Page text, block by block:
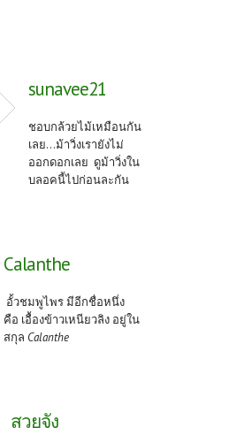
sunavee21
ชอบกล้วยไม้เหมือนกัน
เลย...ม้าวิ่งเรายังไม่
ออกดอกเลย ดูม้าวิ่งใน
บลอคนี้ไปก่อนละกัน
Calanthe
อั้วชมพูไพร มีอีกชื่อหนึ่ง
คือ เอื้องข้าวเหนียวลิง อยู่ใน
สกุล Calanthe
สวยจัง